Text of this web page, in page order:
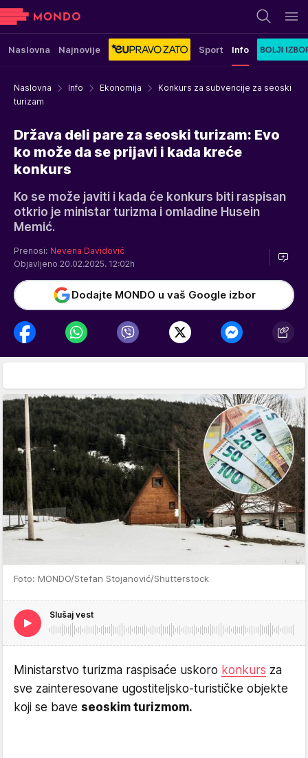
Naslovna Najnovije Sport Info
Naslovna Info Ekonomija
Konkurs za subvencije za seoski
turizam
Država deli pare za seoski turizam: Evo
ko može da se prijavi i kada kreće
konkurs
Ko se može javiti i kada će konkurs biti raspisan
otkrio je ministar turizma i omladine Husein
Memić.
Prenosi: Nevena Davidović
Objavljeno 20.02.2025. 12:02h
Dodajte MONDO u vaš Google izbor
Foto: MONDO/Stefan Stojanović/Shutterstock
Slušaj vest
Ministarstvo turizma raspisaće uskoro konkurs za
sve zainteresovane ugostiteljsko-turističke objekte
koji se bave seoskim turizmom.